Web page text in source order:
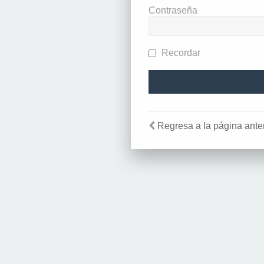
Contraseña
Recordar
Regresa a la página